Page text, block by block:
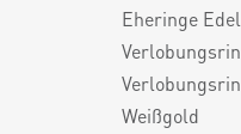
Eheringe
Weißgold